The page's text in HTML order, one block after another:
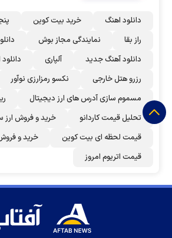
دانلود اهنگ خرید بیت کوین
راز بقا
نمایندگی مجاز بوش
دانلود آهنگ جدید
آلپاری
رزرو هتل خارجی
نکسو رمزارزی نوآور
مسموم سازی آدرس های ارز دیجیتال
تحلیل قیمت کاردانو
خرید و فروش ارز
قیمت لحظه ای بیت کوین
خرید و
قیمت اتریوم امروز